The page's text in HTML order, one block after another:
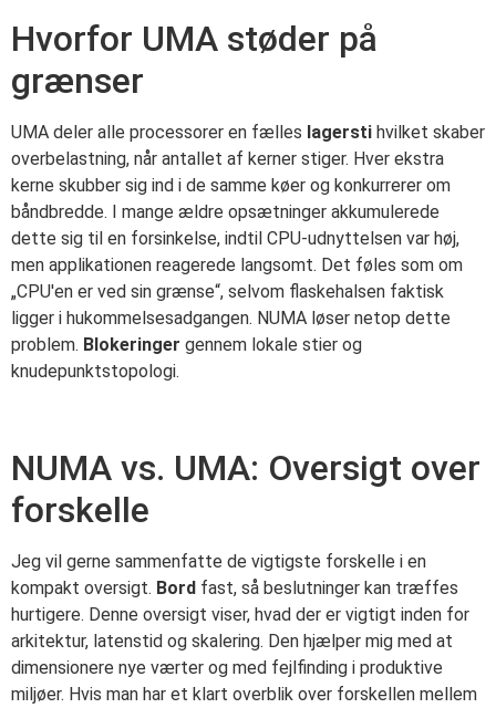
Hvorfor UMA støder på
grænser
UMA deler alle processorer en fælles lagersti hvilket skaber
overbelastning, når antallet af kerner stiger. Hver ekstra
kerne skubber sig ind i de samme køer og konkurrerer om
båndbredde. I mange ældre opsætninger akkumulerede
dette sig til en forsinkelse, indtil CPU-udnyttelsen var høj,
men applikationen reagerede langsomt. Det føles som om
„CPU'en er ved sin grænse“, selvom flaskehalsen faktisk
ligger i hukommelsesadgangen. NUMA løser netop dette
problem. Blokeringer gennem lokale stier og
knudepunktstopologi.
NUMA vs. UMA: Oversigt over
forskelle
Jeg vil gerne sammenfatte de vigtigste forskelle i en
kompakt oversigt. Bord fast, så beslutninger kan træffes
hurtigere. Denne oversigt viser, hvad der er vigtigt inden for
arkitektur, latenstid og skalering. Den hjælper mig med at
dimensionere nye værter og med fejlfinding i produktive
miljøer. Hvis man har et klart overblik over forskellen mellem